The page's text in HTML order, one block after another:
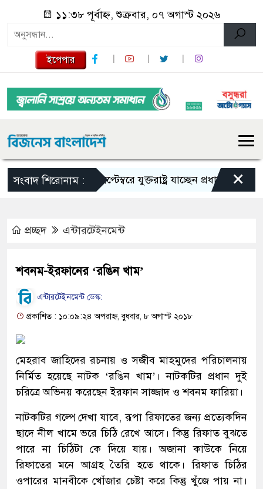
১১:৩৮ পূর্বাহ্ন, শুক্রবার, ০৭ অগাস্ট ২০২৬
ইপেপার
সংবাদ শিরোনাম :সেপ্টেম্বরে যুক্তরাষ্ট্র যাচ্ছেন প্রধানমন্ত্রী ×
প্রচ্ছদ এন্টারটেইনমেন্ট
শবনম-ইরফানের ‘রঙিন খাম’
এন্টারটেইনমেন্ট ডেস্ক:
প্রকাশিত : ১০:০৯:২৪ অপরাহ্ন, বুধবার, ৮ অগাস্ট ২০১৮
মেহরাব জাহিদের রচনায় ও সজীব মাহমুদের পরিচালনায়
নির্মিত হয়েছে নাটক ‘রঙিন খাম’। নাটকটির প্রধান দুই
চরিত্রে অভিনয় করেছেন ইরফান সাজ্জাদ ও শবনম ফারিয়া।
নাটকটির গল্পে দেখা যাবে, রূপা রিফাতের জন্য প্রত্যেকদিন
ছাদে নীল খামে ভরে চিঠি রেখে আসে। কিন্তু রিফাত বুঝতে
পারে না চিঠিটা কে দিয়ে যায়। অজানা কাউকে নিয়ে
রিফাতের মনে আগ্রহ তৈরি হতে থাকে। রিফাত চিঠির
ওপারের মানবীকে খোঁজার চেষ্টা করে কিন্তু খুঁজে পায় না।